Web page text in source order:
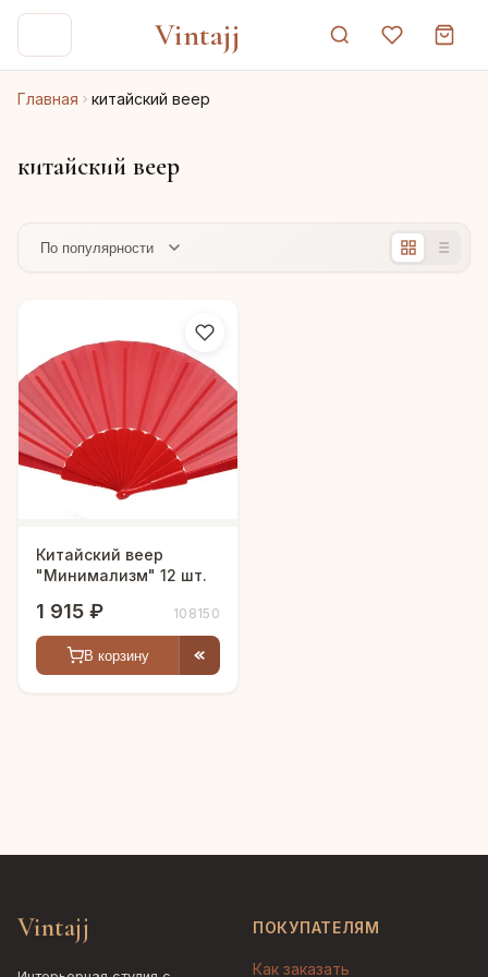
Vintajj
Главная китайский веер
китайский веер
Китайский веер
"Минимализм" 12 шт.
1 915 ₽ 108150
В корзину
Vintajj ПОКУПАТЕЛЯМ
Как заказать